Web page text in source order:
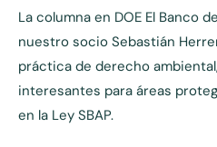
La columna en DOE El Banco
nuestro socio Sebastián
práctica de derecho
interesantes para áreas
en la Ley SBAP.